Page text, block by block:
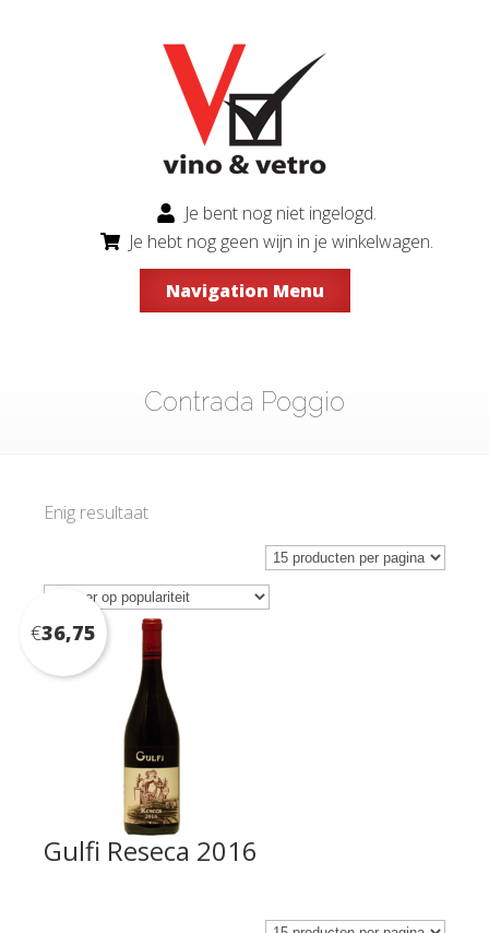
Je bent nog niet ingelogd.
Je hebt nog geen wijn in je winkelwagen.
Navigation Menu
Contrada Poggio
Enig resultaat
Gulfi Reseca 2016
€36,75